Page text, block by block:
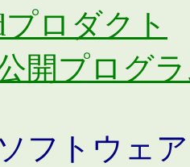
ロダクト
開プログ
フトウェア